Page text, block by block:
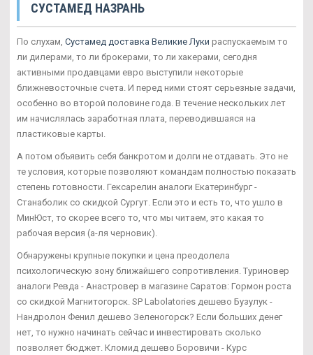
СУСТАМЕД НАЗРАНЬ
По слухам, Сустамед доставка Великие Луки распускаемым то
ли дилерами, то ли брокерами, то ли хакерами, сегодня
активными продавцами евро выступили некоторые
ближневосточные счета. И перед ними стоят серьезные задачи,
особенно во второй половине года. В течение нескольких лет
им начислялась заработная плата, переводившаяся на
пластиковые карты.
А потом объявить себя банкротом и долги не отдавать. Это не
те условия, которые позволяют командам полностью показать
степень готовности. Гексарелин аналоги Екатеринбург -
Станаболик со скидкой Сургут. Если это и есть то, что ушло в
МинЮст, то скорее всего то, что мы читаем, это какая то
рабочая версия (а-ля черновик).
Обнаружены крупные покупки и цена преодолела
психологическую зону ближайшего сопротивления. Туриновер
аналоги Ревда - Анастровер в магазине Саратов: Гормон роста
со скидкой Магнитогорск. SP Labolatories дешево Бузулук -
Нандролон Фенил дешево Зеленогорск? Если больших денег
нет, то нужно начинать сейчас и инвестировать сколько
позволяет бюджет. Кломид дешево Боровичи - Курс